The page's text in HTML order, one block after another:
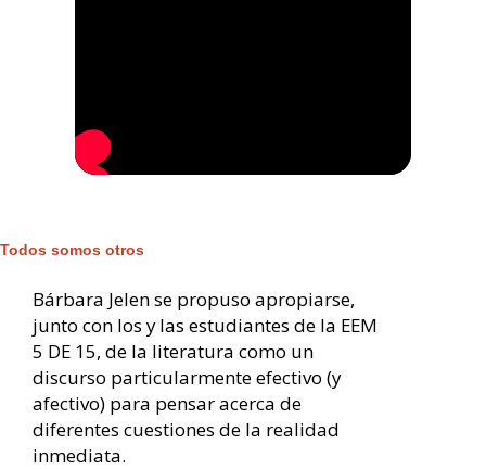
Todos somos otros
Bárbara Jelen se propuso apropiarse,
junto con los y las estudiantes de la EEM
5 DE 15, de la literatura como un
discurso particularmente efectivo (y
afectivo) para pensar acerca de
diferentes cuestiones de la realidad
inmediata.